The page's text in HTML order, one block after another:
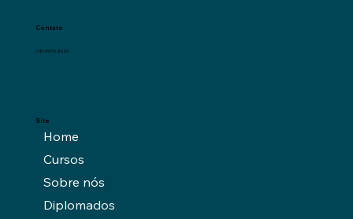
Contato
(38) 99173-8624
Site
Home
Cursos
Sobre nós
Diplomados